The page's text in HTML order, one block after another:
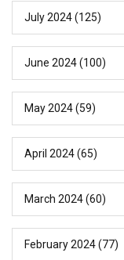
July 2024(125)
June 2024(100)
May 2024(59)
April 2024(65)
March 2024(60)
February 2024(77)